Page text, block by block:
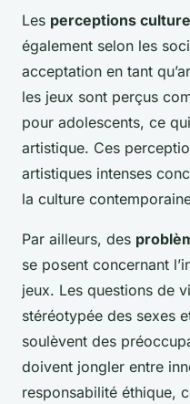
Les perceptions
également selon les
acceptation en tant
les jeux sont perçus
pour adolescents, ce
artistique. Ces
artistiques intenses
la culture
Par ailleurs, des
se posent concernant
jeux. Les questions de
stéréotypée des sexes
soulèvent des
doivent jongler entre
responsabilité éthique,